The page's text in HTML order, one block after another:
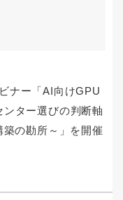
ナー「AI向けGPU
ター選びの判断軸
の勘所～」を開催